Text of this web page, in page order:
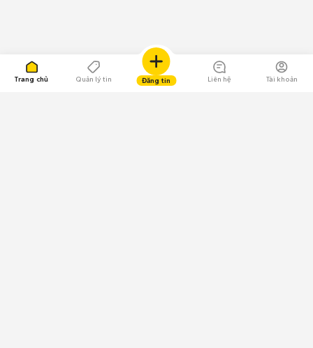
Trang chủ Quản lý tin Đăng tin Liên hệ Tài khoản